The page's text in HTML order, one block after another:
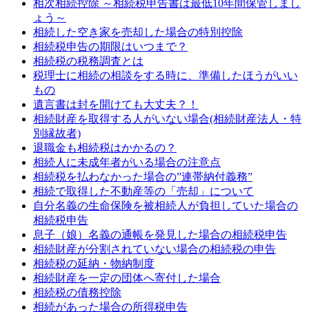
相次相続控除 ～相続税申告書は最低10年間保管しまし
ょう～
相続した空き家を売却した場合の特別控除
相続税申告の期限はいつまで？
相続税の税務調査とは
税理士に相続の相談をする時に、準備したほうがいい
もの
遺言書は封を開けても大丈夫？！
相続財産を取得する人がいない場合(相続財産法人・特
別縁故者)
退職金も相続税はかかるの？
相続人に未成年者がいる場合の注意点
相続税を払わなかった場合の”連帯納付義務”
相続で取得した不動産等の「売却」について
自分名義の生命保険を被相続人が負担していた場合の
相続税申告
息子（娘）名義の通帳を発見した場合の相続税申告
相続財産が分割されていない場合の相続税の申告
相続税の延納・物納制度
相続財産を一定の団体へ寄付した場合
相続税の債務控除
相続があった場合の所得税申告